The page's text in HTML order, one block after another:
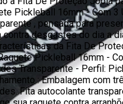
Pickleball 16mm - Com 3
, pensada para
contra desgastes do dia a
da Fita De
Pickleball 16mm -
Transparente - Perfil:
: Embalagem com
Fita autocolante